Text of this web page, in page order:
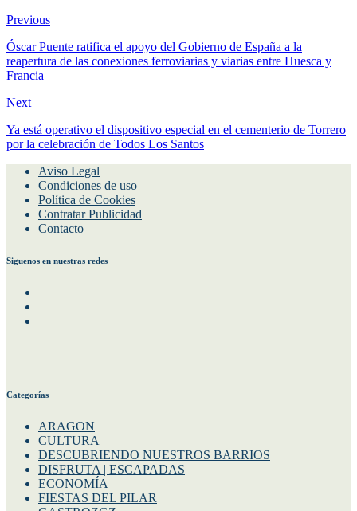
Previous
Óscar Puente ratifica el apoyo del Gobierno de España a la
reapertura de las conexiones ferroviarias y viarias entre Huesca y
Francia
Next
Ya está operativo el dispositivo especial en el cementerio de Torrero
por la celebración de Todos Los Santos
Aviso Legal
Condiciones de uso
Política de Cookies
Contratar Publicidad
Contacto
Siguenos en nuestras redes
Categorías
ARAGON
CULTURA
DESCUBRIENDO NUESTROS BARRIOS
DISFRUTA | ESCAPADAS
ECONOMÍA
FIESTAS DEL PILAR